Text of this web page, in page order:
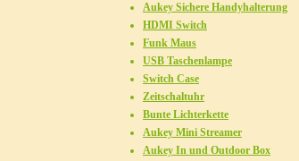
Aukey Sichere Handyhalterung
HDMI Switch
Funk Maus
USB Taschenlampe
Switch Case
Zeitschaltuhr
Bunte Lichterkette
Aukey Mini Streamer
Aukey In und Outdoor Box